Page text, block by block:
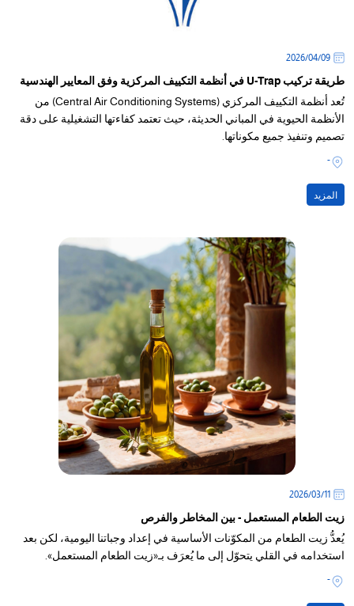
09‏/04‏/2026
طريقة تركيب U-Trap في أنظمة التكييف المركزية وفق المعايير الهندسية
تُعد أنظمة التكييف المركزي (Central Air Conditioning Systems) من
الأنظمة الحيوية في المباني الحديثة، حيث تعتمد كفاءتها التشغيلية على دقة
تصميم وتنفيذ جميع مكوناتها.
-
المزيد
11‏/03‏/2026
زيت الطعام المستعمل - بين المخاطر والفرص
يُعدُّ زيت الطعام من المكوّنات الأساسية في إعداد وجباتنا اليومية، لكن بعد
استخدامه في القلي يتحوّل إلى ما يُعرَف بـ«زيت الطعام المستعمل».
-